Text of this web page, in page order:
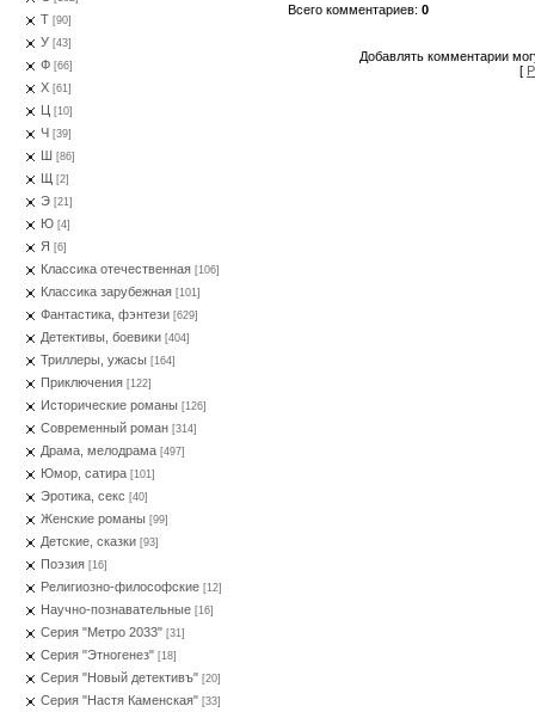
Т [90]
У [43]
Ф [66]
Х [61]
Ц [10]
Ч [39]
Ш [86]
Щ [2]
Э [21]
Ю [4]
Я [6]
Классика отечественная [106]
Классика зарубежная [101]
Фантастика, фэнтези [629]
Детективы, боевики [404]
Триллеры, ужасы [164]
Приключения [122]
Исторические романы [126]
Современный роман [314]
Драма, мелодрама [497]
Юмор, сатира [101]
Эротика, секс [40]
Женские романы [99]
Детские, сказки [93]
Поэзия [16]
Религиозно-философские [12]
Научно-познавательные [16]
Серия "Метро 2033" [31]
Серия "Этногенез" [18]
Серия "Новый детективъ" [20]
Серия "Настя Каменская" [33]
Всего комментариев: 0
Добавлять комментарии
[